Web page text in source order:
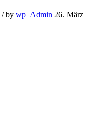
/by wp_Admin 26. März